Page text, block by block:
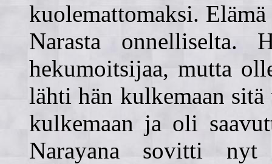
kuolemattomaksi.
Narasta onnelliselta.
hekumoitsijaa, mutta
lähti hän kulkemaan
kulkemaan ja oli
Narayana sovitti nyt